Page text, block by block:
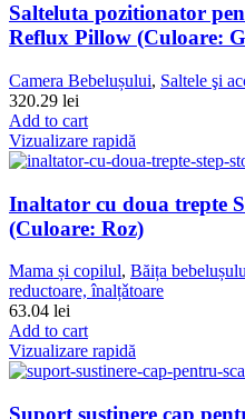
Salteluta pozitionator
Reflux Pillow (Culoare:
Camera Bebelușului, Saltele şi
320.29 lei
Add to cart
Vizualizare rapidă
Inaltator cu doua trepte
(Culoare: Roz)
Mama și copilul, Băița
reductoare, înalțǎtoare
63.04 lei
Add to cart
Vizualizare rapidă
Suport sustinere cap